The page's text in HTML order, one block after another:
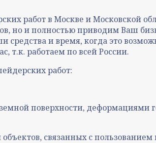
работ в Москве и Московской
и полностью приводим Ваш
и время, когда это
т.к. работаем по всей России.
работ:
поверхности, деформациями
связанных с